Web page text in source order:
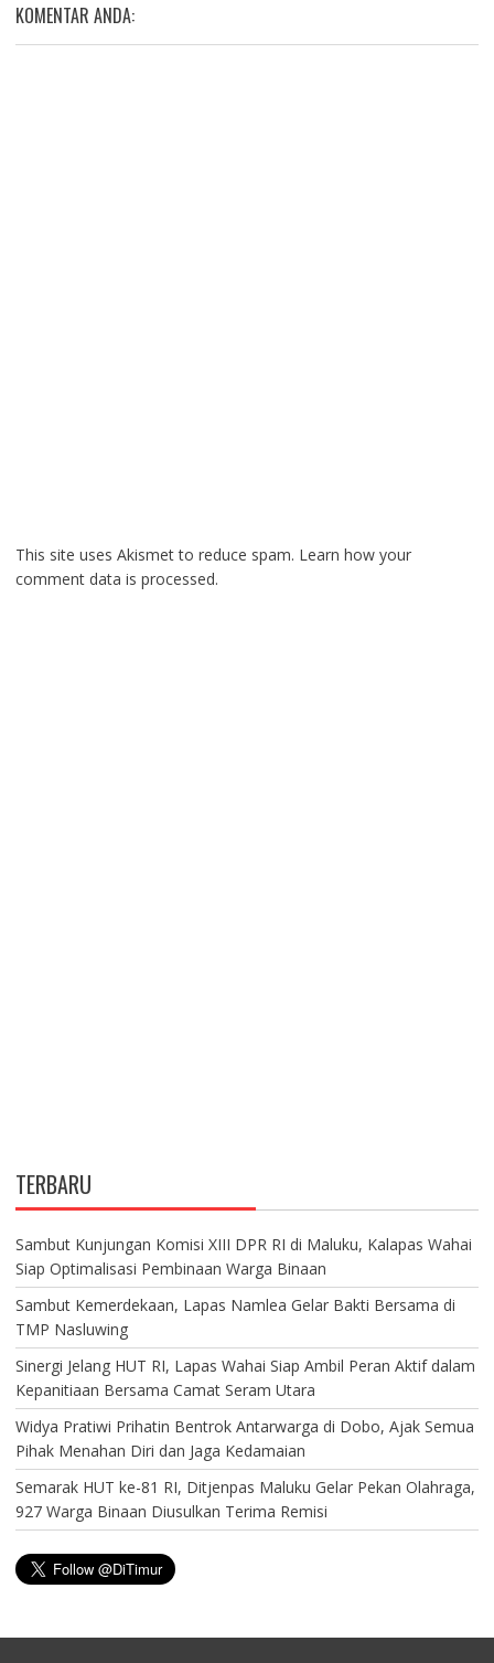
KOMENTAR ANDA:
This site uses Akismet to reduce spam. Learn how your
comment data is processed.
TERBARU
Sambut Kunjungan Komisi XIII DPR RI di Maluku, Kalapas Wahai
Siap Optimalisasi Pembinaan Warga Binaan
Sambut Kemerdekaan, Lapas Namlea Gelar Bakti Bersama di
TMP Nasluwing
Sinergi Jelang HUT RI, Lapas Wahai Siap Ambil Peran Aktif dalam
Kepanitiaan Bersama Camat Seram Utara
Widya Pratiwi Prihatin Bentrok Antarwarga di Dobo, Ajak Semua
Pihak Menahan Diri dan Jaga Kedamaian
Semarak HUT ke-81 RI, Ditjenpas Maluku Gelar Pekan Olahraga,
927 Warga Binaan Diusulkan Terima Remisi